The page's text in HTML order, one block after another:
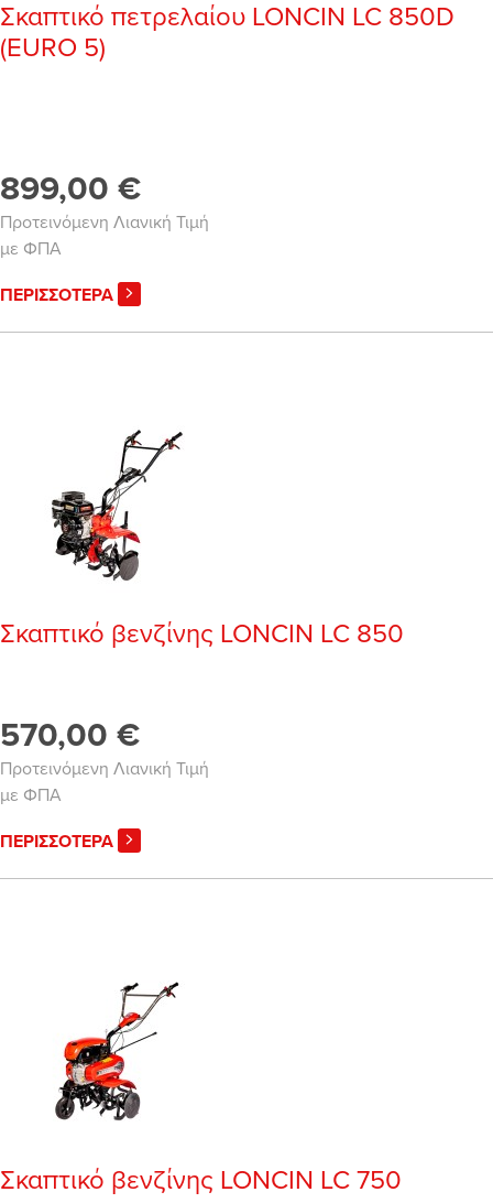
Σκαπτικό πετρελαίου LONCIN LC 850D
(EURO 5)
899,00 €
Προτεινόμενη Λιανική Τιμή
με ΦΠΑ
ΠΕΡΙΣΣΟΤΕΡΑ
Σκαπτικό βενζίνης LONCIN LC 850
570,00 €
Προτεινόμενη Λιανική Τιμή
με ΦΠΑ
ΠΕΡΙΣΣΟΤΕΡΑ
Σκαπτικό βενζίνης LONCIN LC 750